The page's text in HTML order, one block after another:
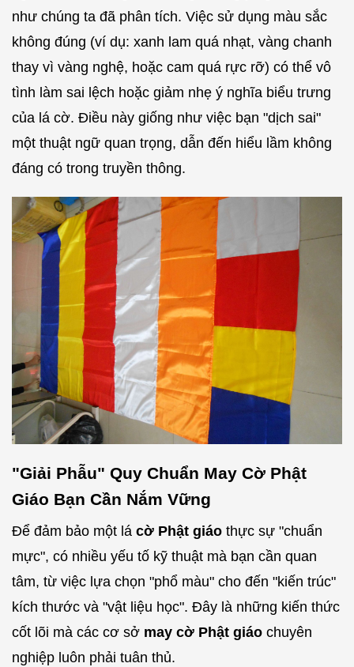
như chúng ta đã phân tích. Việc sử dụng màu sắc
không đúng (ví dụ: xanh lam quá nhạt, vàng chanh
thay vì vàng nghệ, hoặc cam quá rực rỡ) có thể vô
tình làm sai lệch hoặc giảm nhẹ ý nghĩa biểu trưng
của lá cờ. Điều này giống như việc bạn "dịch sai"
một thuật ngữ quan trọng, dẫn đến hiểu lầm không
đáng có trong truyền thông.
"Giải Phẫu" Quy Chuẩn May Cờ Phật
Giáo Bạn Cần Nắm Vững
Để đảm bảo một lá cờ Phật giáo thực sự "chuẩn
mực", có nhiều yếu tố kỹ thuật mà bạn cần quan
tâm, từ việc lựa chọn "phổ màu" cho đến "kiến trúc"
kích thước và "vật liệu học". Đây là những kiến thức
cốt lõi mà các cơ sở may cờ Phật giáo chuyên
nghiệp luôn phải tuân thủ.